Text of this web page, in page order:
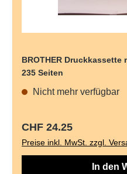
BROTHER Druckkassette
235 Seiten
Nicht mehr verfügbar
Regulärer Preis:
CHF 24.25
Preise inkl. MwSt. zzgl.
In den